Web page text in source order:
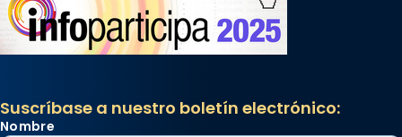
Suscríbase a nuestro boletín electrónico:
Nombre